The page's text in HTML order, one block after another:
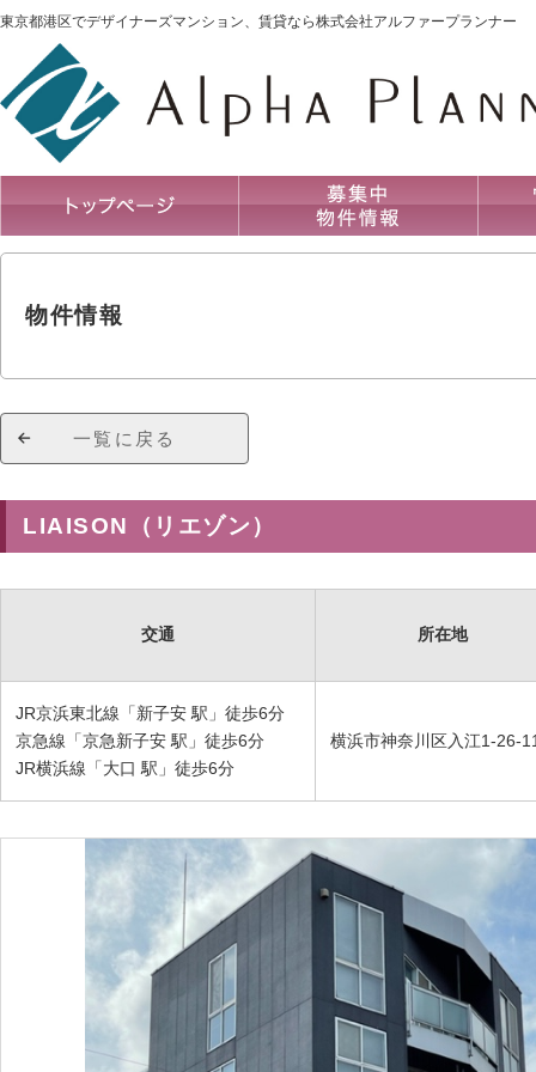
東京都港区でデザイナーズマンション、賃貸なら株式会社アルファープランナー
物件情報
一覧に戻る
LIAISON（リエゾン）
交通 所在地
JR京浜東北線「新子安 駅」徒歩6分
京急線「京急新子安 駅」徒歩6分
JR横浜線「大口 駅」徒歩6分
横浜市神奈川区入江1-26-